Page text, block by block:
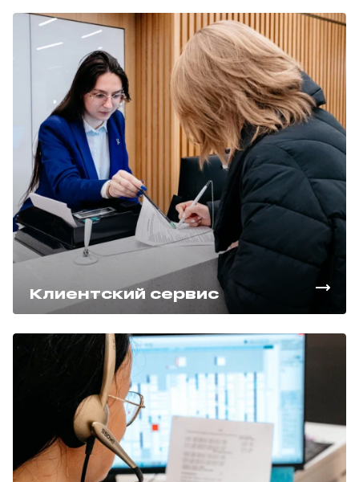
Клиентский сервис